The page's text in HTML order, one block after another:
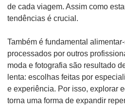
de cada viagem. Assim como
tendências é crucial.
Também é fundamental
processados por outros
moda e fotografia são resultado
lenta: escolhas feitas por
e experiência. Por isso, explorar
torna uma forma de expandir